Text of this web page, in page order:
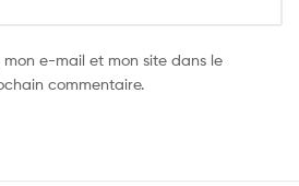
mon e-mail et mon site dans le
commentaire.